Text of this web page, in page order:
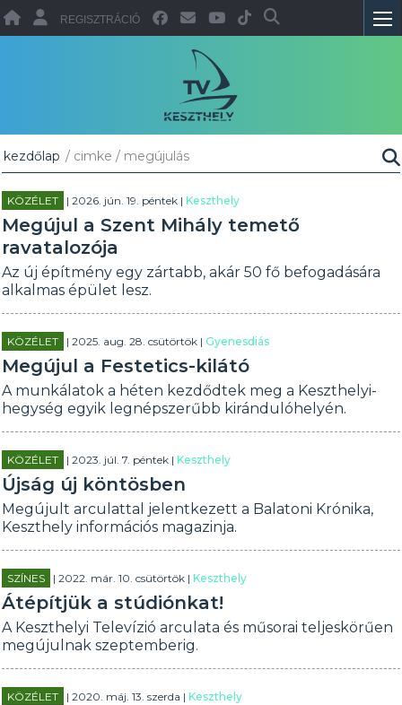
REGISZTRÁCIÓ
kezdőlap / cimke / megújulás
KÖZÉLET | 2026. jún. 19. péntek |Keszthely
Megújul a Szent Mihály temető
ravatalozója
Az új építmény egy zártabb, akár 50 fő befogadására
alkalmas épület lesz.
KÖZÉLET | 2025. aug. 28. csütörtök |Gyenesdiás
Megújul a Festetics-kilátó
A munkálatok a héten kezdődtek meg a Keszthelyi-
hegység egyik legnépszerűbb kirándulóhelyén.
KÖZÉLET | 2023. júl. 7. péntek |Keszthely
Újság új köntösben
Megújult arculattal jelentkezett a Balatoni Krónika,
Keszthely információs magazinja.
SZÍNES | 2022. már. 10. csütörtök |Keszthely
Átépítjük a stúdiónkat!
A Keszthelyi Televízió arculata és műsorai teljeskörűen
megújulnak szeptemberig.
KÖZÉLET | 2020. máj. 13. szerda |Keszthely